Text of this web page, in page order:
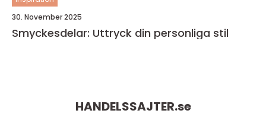
30. November 2025
Smyckesdelar: Uttryck din personliga stil
HANDELSSAJTER.se